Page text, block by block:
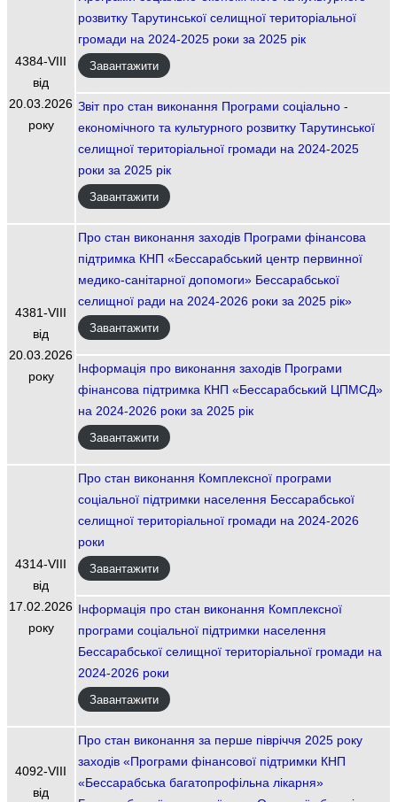
4384-VIIІ
від
20.03.2026
року
розвитку Тарутинської селищної територіальної
громади на 2024-2025 роки за 2025 рік
Завантажити
Звіт про стан виконання Програми соціально -
економічного та культурного розвитку Тарутинської
селищної територіальної громади на 2024-2025
роки за 2025 рік
Завантажити
4381-VIIІ
від
20.03.2026
року
Про стан виконання заходів Програми фінансова
підтримка КНП «Бессарабський центр первинної
медико-санітарної допомоги» Бессарабської
селищної ради на 2024-2026 роки за 2025 рік»
Завантажити
Інформація про виконання заходів Програми
фінансова підтримка КНП «Бессарабський ЦПМСД»
на 2024-2026 роки за 2025 рік
Завантажити
4314-VIIІ
від
17.02.2026
року
Про стан виконання Комплексної програми
соціальної підтримки населення Бессарабської
селищної територіальної громади на 2024-2026
роки
Завантажити
Інформація про стан виконання Комплексної
програми соціальної підтримки населення
Бессарабської селищної територіальної громади на
2024-2026 роки
Завантажити
4092-VIІI
від
Про стан виконання за перше півріччя 2025 року
заходів «Програми фінансової підтримки КНП
«Бессарабська багатопрофільна лікарня»